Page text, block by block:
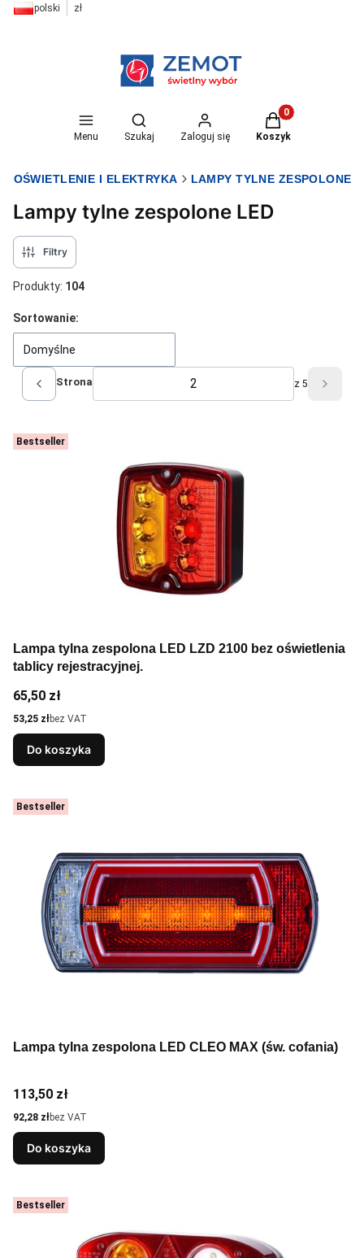
polski zł
Menu
Otwórz wyszukiwarkę
Szukaj Zaloguj się
Produkty w
Koszyk
OŚWIETLENIE I ELEKTRYKA LAMPY TYLNE ZESPOLONE
Lampy tylne zespolone LED
Filtry
Produkty: 104
Lista produktów
Sortowanie:
Domyślne
Poprzednie produkty
Strona z 5
Bestseller
Lampa tylna zespolona LED LZD 2100 bez oświetlenia
tablicy rejestracyjnej.
Cena
65,50 zł
Cena
53,25 złbez VAT
Do koszyka
Bestseller
Lampa tylna zespolona LED CLEO MAX (św. cofania)
Cena
113,50 zł
Cena
92,28 złbez VAT
Do koszyka
Bestseller